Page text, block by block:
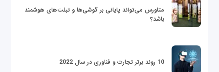
متاورس می‌تواند پایانی بر گوشی‌ها و تبلت‌های هوشمند
باشد؟
10 روند برتر تجارت و فناوری در سال 2022